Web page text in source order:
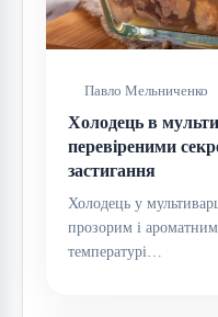
Павло Мельниченко
Холодець в
перевіреними
застигання
Холодець у
прозорим і ароматним
температурі…